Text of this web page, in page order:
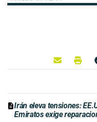
Irán eleva tensiones:
Emiratos exige